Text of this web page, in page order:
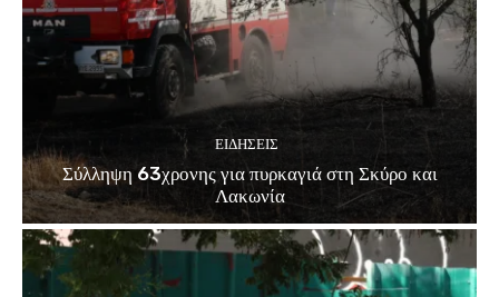
ΕΙΔΗΣΕΙΣ
Σύλληψη 63χρονης για πυρκαγιά στη Σκύρο και
Λακωνία